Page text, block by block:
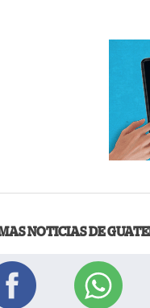
NOTICIAS DE